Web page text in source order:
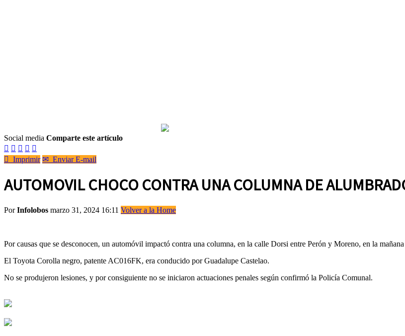
Social media Comparte este artículo
    
 Imprimir ✉ Enviar E-mail
AUTOMOVIL CHOCO CONTRA UNA COLUMNA DE
PorInfolobos marzo 31, 2024 16:11 Volver a la Home
Por causas que se desconocen, un automóvil impactó contra una columna, en la calle Dorsi entre Perón y Moreno, en la
El Toyota Corolla negro, patente AC016FK, era conducido por Guadalupe Castelao.
No se produjeron lesiones, y por consiguiente no se iniciaron actuaciones penales según confirmó la Policía Comunal.